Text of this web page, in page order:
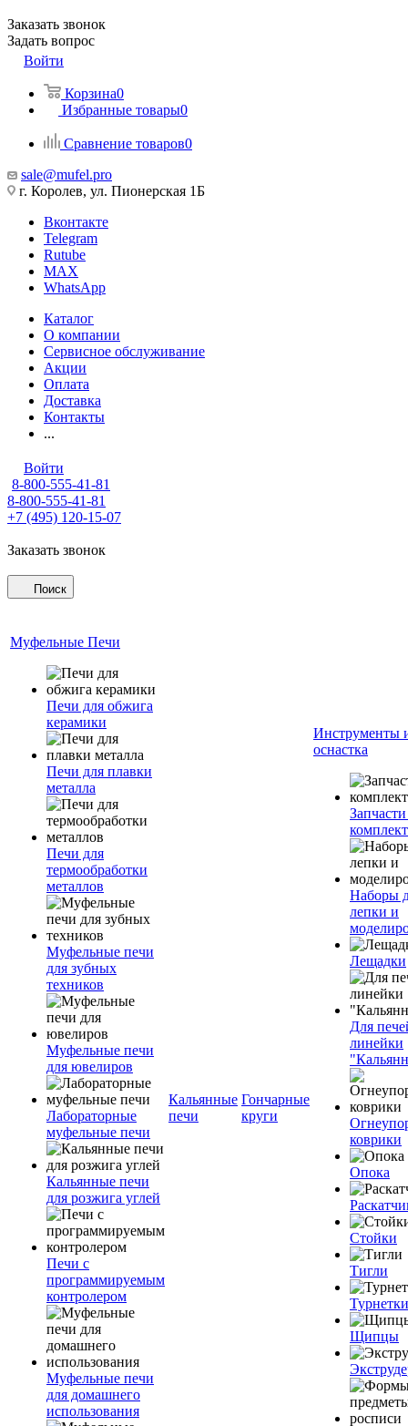
Заказать звонок
Задать вопрос
Войти
Корзина0
Избранные товары0
Сравнение товаров0
sale@mufel.pro
г. Королев, ул. Пионерская 1Б
Вконтакте
Telegram
Rutube
MAX
WhatsApp
Каталог
О компании
Сервисное обслуживание
Акции
Оплата
Доставка
Контакты
...
Войти
8-800-555-41-81
8-800-555-41-81
+7 (495) 120-15-07
Заказать звонок
Поиск
Муфельные Печи
Печи для обжига
керамики
Печи для плавки
металла
Печи для
термообработки
металлов
Муфельные печи
для зубных
техников
Муфельные печи
для ювелиров
Лабораторные
муфельные печи
Кальянные печи
для розжига углей
Печи с
программируемым
контролером
Муфельные печи
для домашнего
использования
Кальянные
печи
Гончарные
круги
Инструменты
оснастка
Наборы
лепки и
Лещадки
Для
линейки
коврики
Опока
Стойки
Тигли
Турнетки
Щипцы